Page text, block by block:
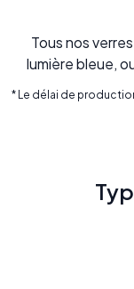
Tous nos
lumière bleue,
* Le délai de